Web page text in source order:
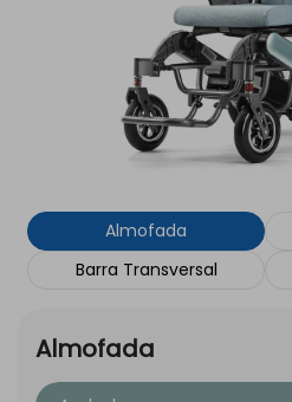
Almofada
Barra Transversal
Almofada